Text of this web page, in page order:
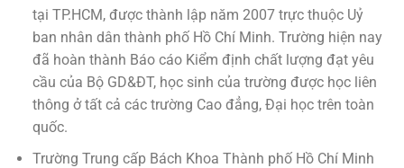
tại TP.HCM, được thành lập năm 2007 trực thuộc Uỷ
ban nhân dân thành phố Hồ Chí Minh. Trường hiện nay
đã hoàn thành Báo cáo Kiểm định chất lượng đạt yêu
cầu của Bộ GD&ĐT, học sinh của trường được học liên
thông ở tất cả các trường Cao đẳng, Đại học trên toàn
quốc.
Trường Trung cấp Bách Khoa Thành phố Hồ Chí Minh